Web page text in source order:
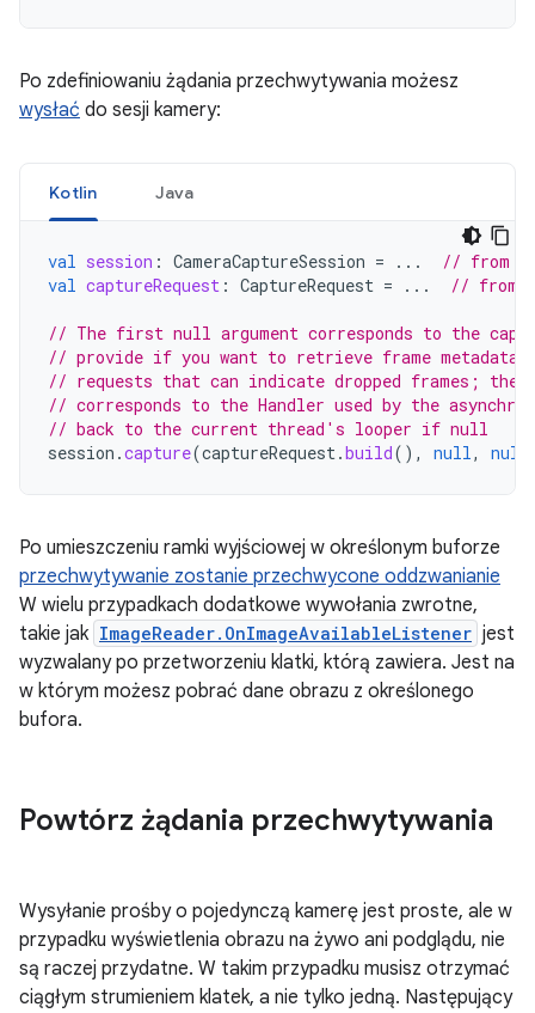
Po zdefiniowaniu żądania przechwytywania możesz
wysłać do sesji kamery:
Kotlin Java
val session : CameraCaptureSession = ...
// from
val captureRequest : CaptureRequest = ... // from
// The first null argument corresponds to the
// provide if you want to retrieve frame metadata
// requests that can indicate dropped frames; the
// corresponds to the Handler used by the
// back to the current thread's looper if null
session .capture(captureRequest.build(), null, null
Po umieszczeniu ramki wyjściowej w określonym buforze
przechwytywanie zostanie przechwycone oddzwanianie
W wielu przypadkach dodatkowe wywołania zwrotne,
takie jak ImageReader.OnImageAvailableListener jest
wyzwalany po przetworzeniu klatki, którą zawiera. Jest na
w którym możesz pobrać dane obrazu z określonego
bufora.
Powtórz żądania przechwytywania
Wysyłanie prośby o pojedynczą kamerę jest proste, ale w
przypadku wyświetlenia obrazu na żywo ani podglądu, nie
są raczej przydatne. W takim przypadku musisz otrzymać
ciągłym strumieniem klatek, a nie tylko jedną. Następujący